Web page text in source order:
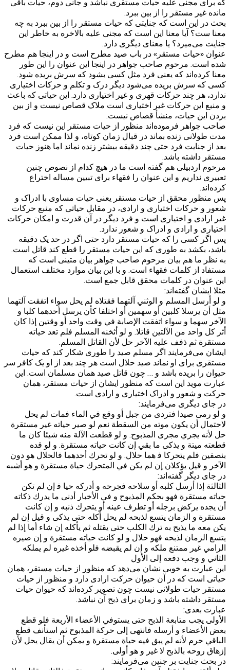
که برای مجنی علیه حیات مستقری نباشد و جانی دوم، حیات باقی
مانده غیر مستقر را از بین ببرد.
بحث در این است که جنایتی که حیات مستقر را از بین ببرد به چه
معنا ست؟ آیا معنا این است که مجنی علیه بالاخره به خاطر این
جنایت می‌میرد؟ یا معنای دیگری دارد.
عنوان «حیات مستقر» در باب صید مطرح است و در اینجا هم مطرح
شده است. مرحوم صاحب جواهر در اینجا این عنوان را این طور
معنا کرده‌اند که یعنی فرد مثل کسی بشود که سرش بریده شود.
کسی که سرش بریده می‌شود دیگر درک و تکلم و حرکات اختیاری
ندارد، هر چند حرکات قهری و غیر اختیاری دارد. این حیاتی که باعث
و منبع این حرکات غیر اختیاری است ملاک قصاص نیست و از بین
بردن این حیات، منشأ قصاص نیست.
صاحب جواهر فرموده‌اند منظور از حیات مستقر این نیست که فرد
مدت طولانی زنده بماند در قبال زمان کوتاه، و لذا ممکن است فرد
بعد از جنایت فرد حتی چند دقیقه بیشتر زنده نماند اما هنوز حیات
مستقر داشته باشد.
مرحوم اردبیلی هم گفته است ما در هیچ کدام از نصوص چنین
تعبیری نداریم و این عنوان را فقهاء برای تبیین مساله اختراع
کرده‌اند.
پس منظور محقق از حیات مستقر یعنی حیات مساوی با ادراک و
شعور و حرکات اختیاری و ارادی، در مقابل حیاتی که منبع حرکات
غیر ارادی و اختیاری است و فرد دیگر در آن قدرت و امکان حرکات
اختیاری و ارادی و ادراک و شعور ندارد.
پس اگر کسی را که حیات مستقر دارد حتی اگر در حد یک دقیقه
باشد، بکشد به طوری که این حیات مستقر را قطع کند قاتل است.
به نظر ما هم بیان مرحوم صاحب جواهر بیان متینی است که
مستفاد از کلمات فقهاء است. و با این بیان موارد مختلف استعمال
این عنوان در کلمات محقق قابل جمع است.
مثلا ایشان گفته‌اند:
و لو أرسل المسلم و الوثني آلتهما فقتلاه لم يحل سواء اتفقت آلتهما
مثل أن يرسلا كلبين أو سهمين أو اختلفا كأن يرسل أحدهما كلبا و
الآخر سهما و سواء اتفقت الإصابة في وقت واحد أو وقتين إذا كان
أثر كل واحد من الآلتين قاتلا. و لو أثخنه المسلم فلم تعد حياته
مستقرة ثم ذفف عليه الآخر حل لأن القاتل المسلم.
ایشان می‌فرمایند اگر مسلم صید را طوری شکار کند که حیات
مستقری برای او نماند صید حلال است هر چند بعد از او یک کافر سر
حیوان را بریده باشد و … چون قاتل صید همان مسلمان است. این
عبارت موید این است که منظور ایشان از حیات مستقر، همان
حرکت و شعور و ادراک اختیاری و ارادی است.
در جای دیگری می‌فرمایند:
و لو رمى صيدا فتردى من جبل أو وقع في الماء فمات لم يحل
لاحتمال أن يكون موته من السقطة نعم لو صير حياته غير مستقرة
حل لأنه يجري مجرى المذبوح. و لو قطعت الآلة منه شيئا كان ما
قطعته ميتة و يذكى ما بقي إن كانت حياته مستقرة. و لو قده
بنصفين فلم يتحركا ف‍ هما حلال. و لو تحرك أحدهما فالحلال هو دون
الآخر و قيل يؤكلان إن لم يكن في المتحرك حياة مستقرة و هو أشبه
در جای دیگر گفته‌اند:
الثالثة إذا أرسل كلبه أو سلاحه فجرحه و أدركه حيا‌ ف‍ إن لم تكن
حياته مستقرة فهو بحكم المذبوح و في الأخبار أدنى ما يدرك ذكاته
أن يجده يركض برجله أو تطرف عينه أو يتحرك ذنبه و إن كانت
مستقرة و الزمان يتسع لذبحه لم يحل أكله حتى يذكى و قيل إن لم
يكن معه ما يذبح به ترك الكلب حتى يقتله ثم يأكله إن شاء أما إذا لم
يتسع الزمان لذبحه فهو حلال و لو كانت حياته مستقرة و إن صيره
الرامي غير ممتنع ملكه و إن لم يقبضه فلو أخذه غيره لم يملكه
الثاني و وجب دفعه إلى الأول‌
این عبارت به خوبی نشان می‌دهد که منظور از حیات مستقر، همان
حیاتی است که در آن حیوان حرکت ارادی دارد و منظور از حیات
مستقر حیات طولانی نیست چون تصویر کرده‌اند که حیوان حیات
مستقر داشته باشد و زمان برای ذبح آن نباشد.
عبارت بعدی:
الأولى يجب متابعة الذبح حتى يستوفي الأعضاء الأربعة‌ فلو قطع
بعض الأعضاء و أرسله فانتهى إلى حركة المذبوح ثم استأنف قطع
الباقي حرم لأنه لم يبق فيه حياة مستقرة و يمكن أن يقال يحل لأن
إزهاق روحه بالذبح لا غير و هو أولى.
در بحث جنایت بر جنین می‌فرمایند: